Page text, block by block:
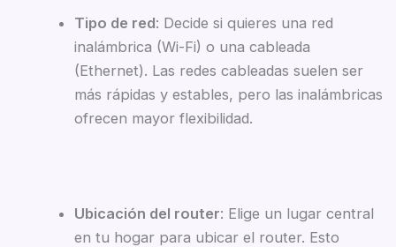
Tipo de red: Decide si quieres una red
inalámbrica (Wi-Fi) o una cableada
(Ethernet). Las redes cableadas suelen ser
más rápidas y estables, pero las inalámbricas
ofrecen mayor flexibilidad.
Ubicación del router: Elige un lugar central
en tu hogar para ubicar el router. Esto